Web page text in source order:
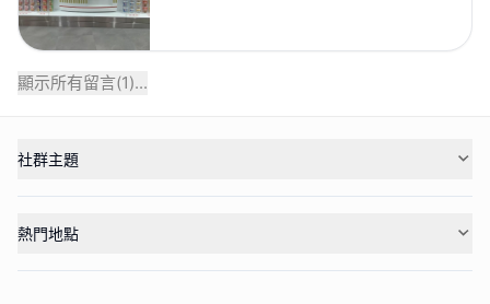
顯示所有留言(1)...
社群主題
熱門地點